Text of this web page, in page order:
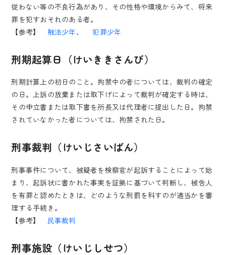
従わない等の不良行為があり、その性格や環境からみて、将来
罪を犯すおそれのある者。
【参考】 触法少年、犯罪少年
刑期起算日（けいききさんび）
刑期計算上の初日のこと。拘禁中の者については、裁判の確定
の日。上訴の放棄または取下げによって裁判が確定する時は、
その申立書または取下書を所長又は代理者に提出した日。拘禁
されていなかった者については、拘禁された日。
刑事裁判（けいじさいばん）
刑事事件について、被疑者を検察官が起訴することによって始
まり、起訴状に書かれた事実を証拠に基づいて判断し、被告人
を有罪と認めたときは、どのような刑罰を科すのが適当かを審
理する手続き。
【参考】
民事裁判
刑事施設（けいじしせつ）